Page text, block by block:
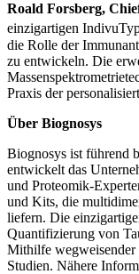
Roald Forsberg,
einzigartigen
die Rolle der
zu entwickeln. Die
Praxis der
Über Biognosys
Biognosys ist führend
entwickelt das
und Proteomik-
und Kits, die
liefern. Die
Quantifizierung von
Mithilfe wegweisender
Studien. Nähere